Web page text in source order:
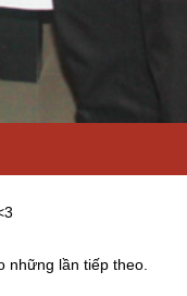
những lần tiếp theo.